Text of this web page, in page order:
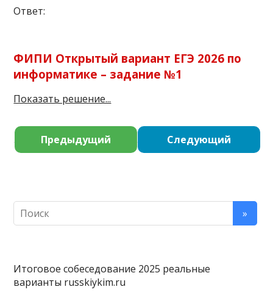
Ответ:
ФИПИ Открытый вариант ЕГЭ 2026 по
информатике – задание №1
Показать решение...
Предыдущий Следующий
Итоговое собеседование 2025 реальные
варианты russkiykim.ru